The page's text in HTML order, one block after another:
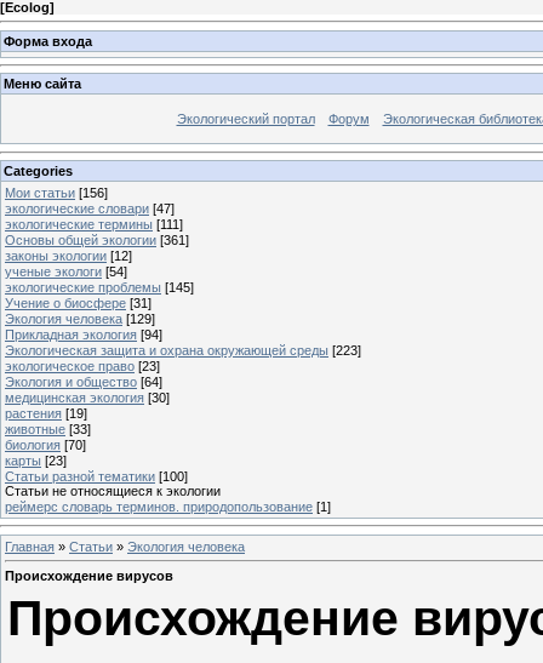
[Ecolog]
Форма входа
Меню сайта
Экологический портал Форум Экологическая
Categories
Мои статьи [156]
экологические словари [47]
экологические термины [111]
Основы общей экологии [361]
законы экологии [12]
ученые экологи [54]
экологические проблемы [145]
Учение о биосфере [31]
Экология человека [129]
Прикладная экология [94]
Экологическая защита и охрана окружающей среды [223]
экологическое право [23]
Экология и общество [64]
медицинская экология [30]
растения [19]
животные [33]
биология [70]
карты [23]
Статьи разной тематики [100]
Статьи не относящиеся к экологии
реймерс словарь терминов. природопользование [1]
Главная » Статьи » Экология человека
Происхождение вирусов
Происхождение